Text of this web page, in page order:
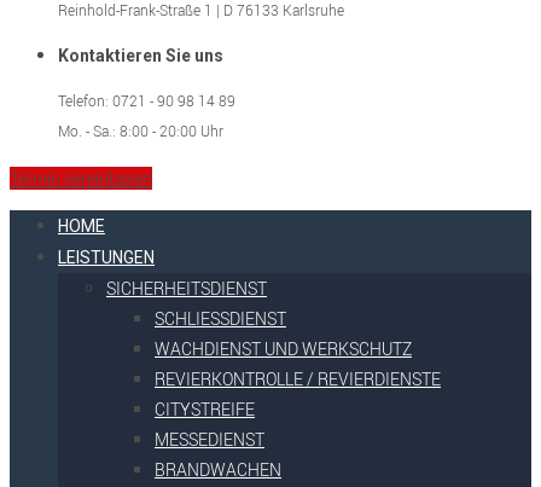
Reinhold-Frank-Straße 1 | D 76133 Karlsruhe
Kontaktieren Sie uns
Telefon: 0721 - 90 98 14 89
Mo. - Sa.: 8:00 - 20:00 Uhr
Termin vereinbaren
HOME
LEISTUNGEN
SICHERHEITSDIENST
SCHLIESSDIENST
WACHDIENST UND WERKSCHUTZ
REVIERKONTROLLE / REVIERDIENSTE
CITYSTREIFE
MESSEDIENST
BRANDWACHEN